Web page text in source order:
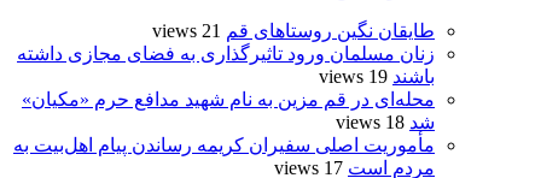
طایقان نگین روستاهای قم 21 views
زنان مسلمان ورود تاثیرگذاری به فضای مجازی داشته
باشند 19 views
محله‌ای در قم مزین به نام شهید مدافع حرم «مکیان»
شد 18 views
مأموریت اصلی سفیران کریمه رساندن پیام اهل‌بیت به
مردم است 17 views